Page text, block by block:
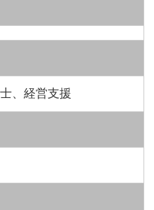
、経営支援